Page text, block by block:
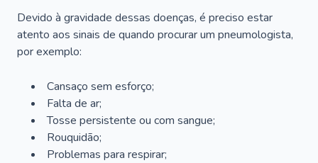
Devido à gravidade dessas doenças, é preciso estar
atento aos sinais de quando procurar um pneumologista,
por exemplo:
Cansaço sem esforço;
Falta de ar;
Tosse persistente ou com sangue;
Rouquidão;
Problemas para respirar;